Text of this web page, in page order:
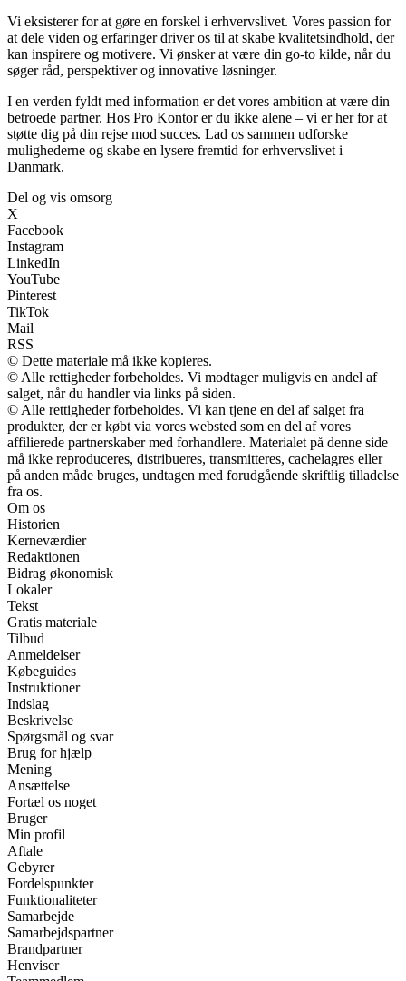
Vi eksisterer for at gøre en forskel i erhvervslivet. Vores passion for
at dele viden og erfaringer driver os til at skabe kvalitetsindhold, der
kan inspirere og motivere. Vi ønsker at være din go-to kilde, når du
søger råd, perspektiver og innovative løsninger.
I en verden fyldt med information er det vores ambition at være din
betroede partner. Hos Pro Kontor er du ikke alene – vi er her for at
støtte dig på din rejse mod succes. Lad os sammen udforske
mulighederne og skabe en lysere fremtid for erhvervslivet i
Danmark.
Del og vis omsorg
X
Facebook
Instagram
LinkedIn
YouTube
Pinterest
TikTok
Mail
RSS
© Dette materiale må ikke kopieres.
© Alle rettigheder forbeholdes. Vi modtager muligvis en andel af
salget, når du handler via links på siden.
© Alle rettigheder forbeholdes. Vi kan tjene en del af salget fra
produkter, der er købt via vores websted som en del af vores
affilierede partnerskaber med forhandlere. Materialet på denne side
må ikke reproduceres, distribueres, transmitteres, cachelagres eller
på anden måde bruges, undtagen med forudgående skriftlig tilladelse
fra os.
Om os
Historien
Kerneværdier
Redaktionen
Bidrag økonomisk
Lokaler
Tekst
Gratis materiale
Tilbud
Anmeldelser
Købeguides
Instruktioner
Indslag
Beskrivelse
Spørgsmål og svar
Brug for hjælp
Mening
Ansættelse
Fortæl os noget
Bruger
Min profil
Aftale
Gebyrer
Fordelspunkter
Funktionaliteter
Samarbejde
Samarbejdspartner
Brandpartner
Henviser